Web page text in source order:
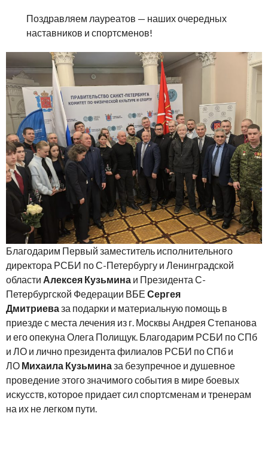
Поздравляем лауреатов — наших очередных
наставников и спортсменов!
Благодарим Первый заместитель исполнительного
директора РСБИ по С-Петербургу и Ленинградской
области Алексея Кузьмина и Президента С-
Петербургской Федерации ВБЕ Сергея
Дмитриеваза подарки и материальную помощь в
приезде с места лечения из г. Москвы Андрея Степанова
и его опекуна Олега Полищук. Благодарим РСБИ по СПб
и ЛО и лично президента филиалов РСБИ по СПб и
ЛО Михаила Кузьминаза безупречное и душевное
проведение этого значимого события в мире боевых
искусств, которое придает сил спортсменам и тренерам
на их не легком пути.